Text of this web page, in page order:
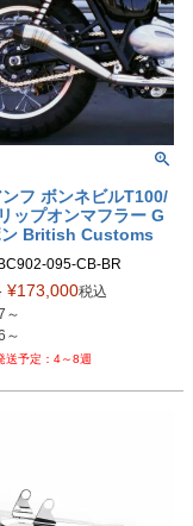
ンフ ボンネビルT100/
ップオンマフラー G
ン British Customs
BC902-095-CB-BR
¥173,000税込
～
～
4～8週